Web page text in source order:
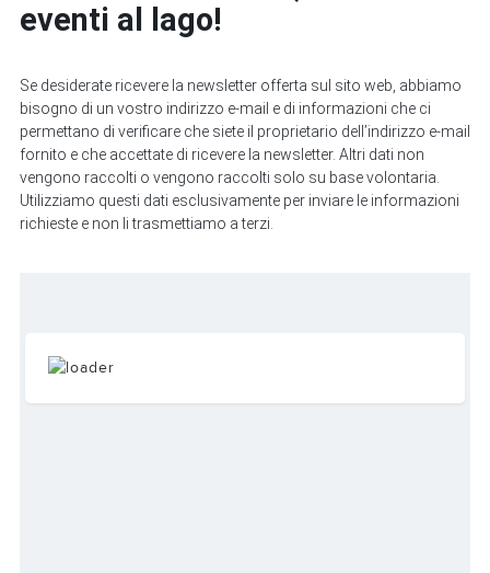
eventi al lago!
Se desiderate ricevere la newsletter offerta sul sito web, abbiamo
bisogno di un vostro indirizzo e-mail e di informazioni che ci
permettano di verificare che siete il proprietario dell’indirizzo e-mail
fornito e che accettate di ricevere la newsletter. Altri dati non
vengono raccolti o vengono raccolti solo su base volontaria.
Utilizziamo questi dati esclusivamente per inviare le informazioni
richieste e non li trasmettiamo a terzi.